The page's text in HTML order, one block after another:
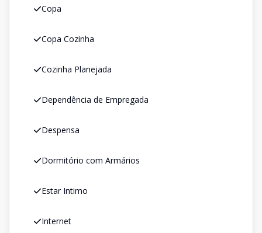
Copa
Copa Cozinha
Cozinha Planejada
Dependência de Empregada
Despensa
Dormitório com Armários
Estar Intimo
Internet